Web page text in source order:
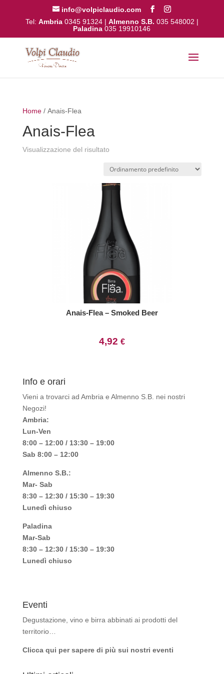
info@volpiclaudio.com
Tel: Ambria 0345 91324| Almenno S.B. 035 548002 |
Paladina 035 19910146
Home/ Anais-Flea
Anais-Flea
Visualizzazione del risultato
Anais-Flea – Smoked Beer
4,92 €
Info e orari
Vieni a trovarci ad Ambria e Almenno S.B. nei nostri
Negozi!
Ambria:
Lun-Ven
8:00 – 12:00 / 13:30 – 19:00
Sab 8:00 – 12:00
Almenno S.B.:
Mar- Sab
8:30 – 12:30 / 15:30 – 19:30
Lunedì chiuso
Paladina
Mar-Sab
8:30 – 12:30 / 15:30 – 19:30
Lunedì chiuso
Eventi
Degustazione, vino e birra abbinati ai prodotti del
territorio…
Clicca qui per sapere di più sui nostri eventi